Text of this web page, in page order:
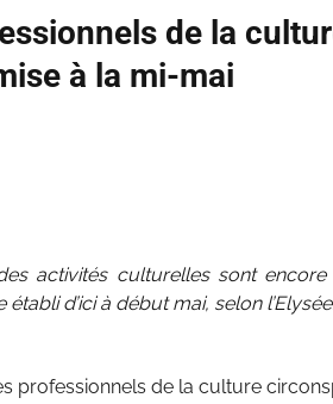
de la
à la mi-mai
activités culturelles sont encore
d’ici à début mai, selon
professionnels de la culture